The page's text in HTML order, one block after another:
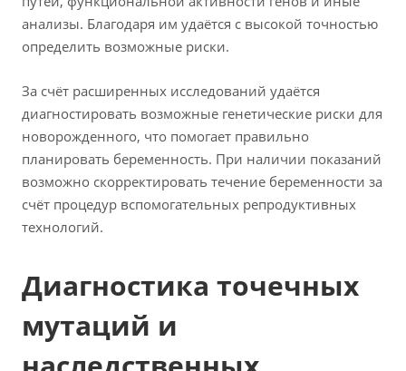
анализы. Благодаря им удаётся с высокой точностью
определить возможные риски.
За счёт расширенных исследований удаётся
диагностировать возможные генетические риски для
новорожденного, что помогает правильно
планировать беременность. При наличии показаний
возможно скорректировать течение беременности за
счёт процедур вспомогательных репродуктивных
технологий.
Диагностика точечных
мутаций и